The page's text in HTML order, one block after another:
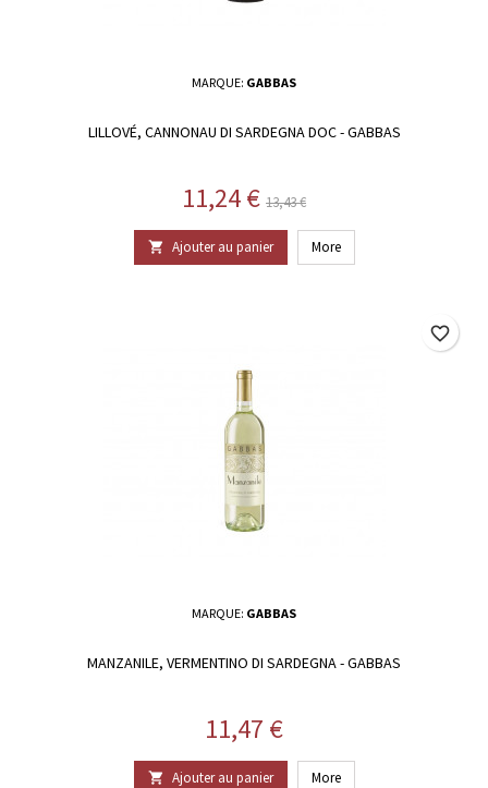
MARQUE: GABBAS
LILLOVÉ, CANNONAU DI SARDEGNA DOC - GABBAS
Prix
11,24 €Prix de base
13,43 €
 Ajouter au panier More
MARQUE: GABBAS
MANZANILE, VERMENTINO DI SARDEGNA - GABBAS
Prix
11,47 €
 Ajouter au panier More
favorite_border